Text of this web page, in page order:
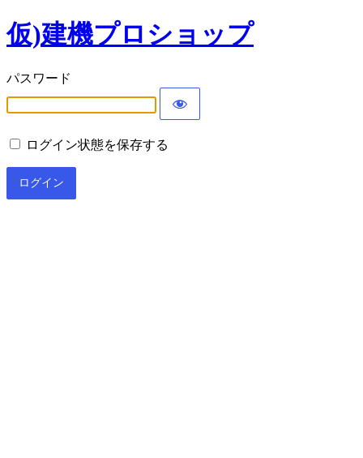
仮)建機プロショップ
パスワード
ログイン状態を保存する